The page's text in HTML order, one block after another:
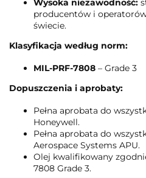
Wysoka niezawodność:
producentów i
świecie.
Klasyfikacja według norm:
MIL-PRF-7808 – Grade 3
Dopuszczenia i aprobaty:
Pełna aprobata do
Honeywell.
Pełna aprobata do
Aerospace Systems APU.
Olej kwalifikowany
7808 Grade 3.